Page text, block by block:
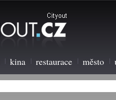
kina restaurace město